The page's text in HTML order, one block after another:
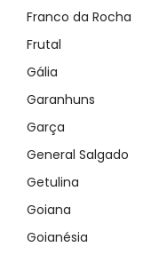
Franco da Rocha
Frutal
Gália
Garanhuns
Garça
General Salgado
Getulina
Goiana
Goianésia